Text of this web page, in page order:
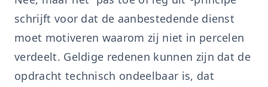
schrijft voor dat de aanbestedende dienst
moet motiveren waarom zij niet in percelen
verdeelt. Geldige redenen kunnen zijn dat de
opdracht technisch ondeelbaar is, dat